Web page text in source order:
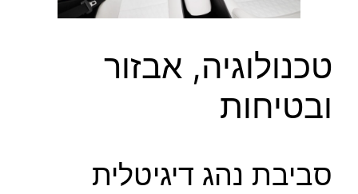
טכנולוגיה, אבזור
ובטיחות
סביבת נהג דיגיטלית